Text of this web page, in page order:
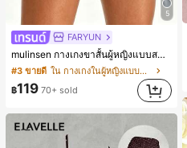
5
FARYUN
mulinsen กางเกงขาสั้นผู้หญิงแบบสบายๆ สีพื้น หลวม อเนกประสงค์ กางเกงขาสั้นกีฬา 2-In-1 สำหรับวิ่ง ฟิตเนส และการฝึกซ้อมกีฬาในฤดูร้อน
#3 ขายดี
ใน กางเกงในผู้หญิงแบบแอคทีฟ
฿119 70+ sold